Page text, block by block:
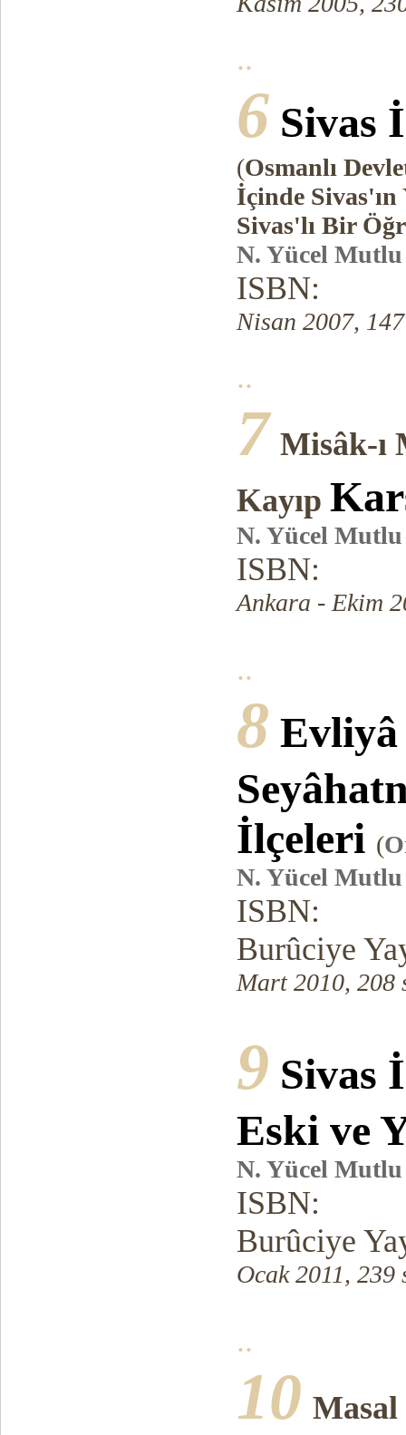
..
6 Sivas
(Osmanlı
İçinde Sivas'ın
Sivas'lı Bir
N. Yücel Mutlu
ISBN:
Nisan 2007,
..
7 Misâk-ı
Kayıp
N. Yücel Mutlu
ISBN:
Ankara - Ekim
..
8 Evliyâ
İlçeleri (
N. Yücel Mutlu
ISBN:
Burûciye
Mart 2010, 208
9 Sivas
Eski ve
N. Yücel Mutlu
ISBN:
Burûciye
Ocak 2011, 239
..
10 Masal